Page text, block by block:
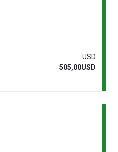
USD
505,00USD